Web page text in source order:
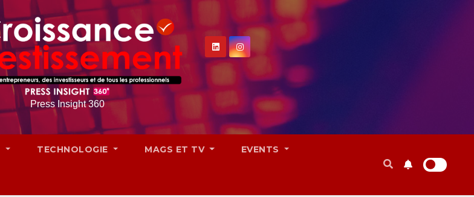
Press Insight 360
TECHNOLOGIE MAGS ET TV EVENTS